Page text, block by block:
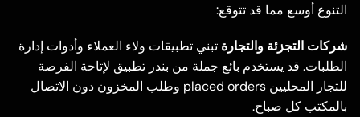
التنوع أوسع مما قد تتوقع:
شركات التجزئة والتجارة تبني تطبيقات ولاء العملاء وأدوات إدارة
الطلبات. قد يستخدم بائع جملة من بندر تطبيق لإتاحة الفرصة
للتجار المحليين placed orders وطلب المخزون دون الاتصال
بالمكتب كل صباح.